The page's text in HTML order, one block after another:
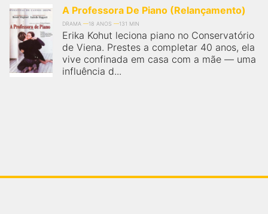
A Professora De Piano (Relançamento)
DRAMA 18 ANOS 131 MIN
Erika Kohut leciona piano no Conservatório
de Viena. Prestes a completar 40 anos, ela
vive confinada em casa com a mãe — uma
influência d...